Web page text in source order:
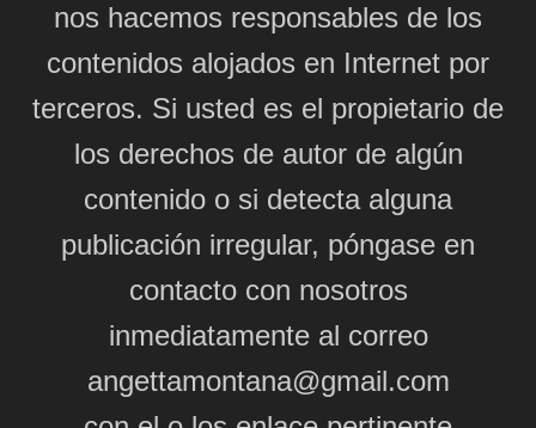
nos hacemos responsables de los
contenidos alojados en Internet por
terceros. Si usted es el propietario de
los derechos de autor de algún
contenido o si detecta alguna
publicación irregular, póngase en
contacto con nosotros
inmediatamente al correo
angettamontana@gmail.com